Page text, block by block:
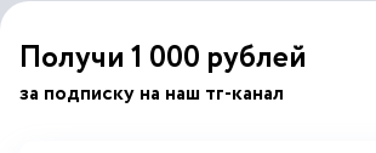
Подписывайся на наши соц. сети
Получи 1 000 рублей
за подписку на наш тг-канал